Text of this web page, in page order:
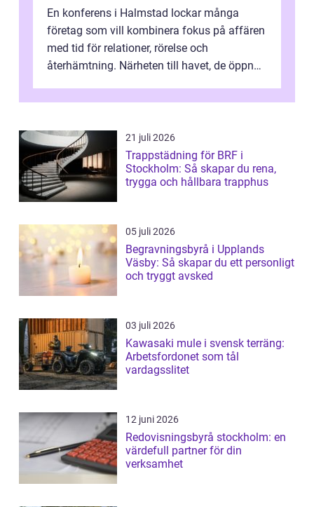
En konferens i Halmstad lockar många
företag som vill kombinera fokus på affären
med tid för relationer, rörelse och
återhämtning. Närheten till havet, de öppna
21 juli 2026
Trappstädning för BRF i
Stockholm: Så skapar du rena,
trygga och hållbara trapphus
05 juli 2026
Begravningsbyrå i Upplands
Väsby: Så skapar du ett personligt
och tryggt avsked
03 juli 2026
Kawasaki mule i svensk terräng:
Arbetsfordonet som tål
vardagsslitet
12 juni 2026
Redovisningsbyrå stockholm: en
värdefull partner för din
verksamhet